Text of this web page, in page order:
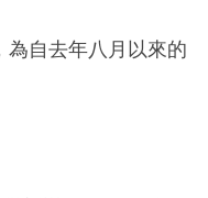
為自去年八月以來的